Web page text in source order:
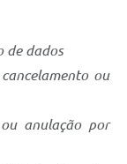
de dados
ou
anulação por